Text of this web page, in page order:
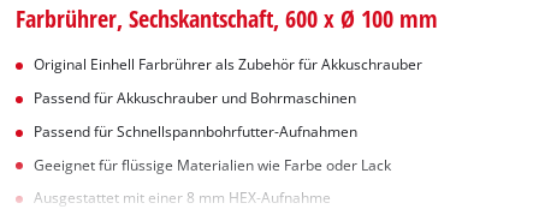
Farbrührer, Sechskantschaft, 600 x Ø 100 mm
Original Einhell Farbrührer als Zubehör für Akkuschrauber
Passend für Akkuschrauber und Bohrmaschinen
Passend für Schnellspannbohrfutter-Aufnahmen
Geeignet für flüssige Materialien wie Farbe oder Lack
Ausgestattet mit einer 8 mm HEX-Aufnahme